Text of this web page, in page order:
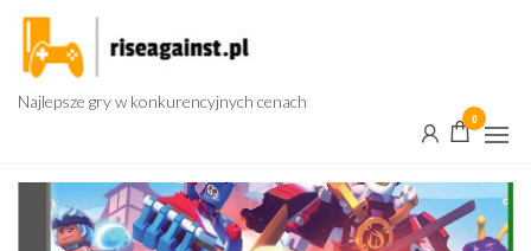
Przejdź
treści
Najlepsze gry w konkurencyjnych cenach
0